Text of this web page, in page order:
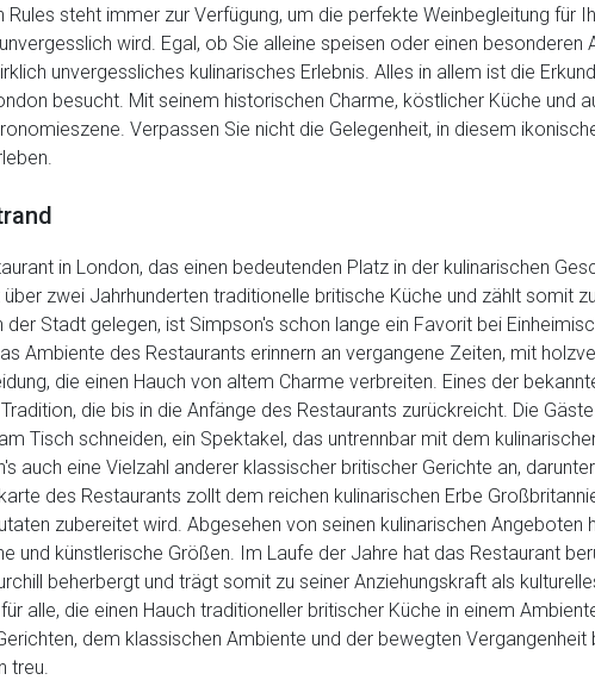
steht immer zur Verfügung, um die perfekte Weinbegleitung für
wird. Egal, ob Sie alleine speisen oder einen besonderen
unvergessliches kulinarisches Erlebnis. Alles in allem ist die
besucht. Mit seinem historischen Charme, köstlicher Küche und
Verpassen Sie nicht die Gelegenheit, in diesem
in London, das einen bedeutenden Platz in der kulinarischen
zwei Jahrhunderten traditionelle britische Küche und zählt somit
Stadt gelegen, ist Simpson's schon lange ein Favorit bei
Ambiente des Restaurants erinnern an vergangene Zeiten, mit
die einen Hauch von altem Charme verbreiten. Eines der
die bis in die Anfänge des Restaurants zurückreicht. Die
Tisch schneiden, ein Spektakel, das untrennbar mit dem
auch eine Vielzahl anderer klassischer britischer Gerichte an,
des Restaurants zollt dem reichen kulinarischen Erbe
zubereitet wird. Abgesehen von seinen kulinarischen Angeboten
und künstlerische Größen. Im Laufe der Jahre hat das Restaurant
beherbergt und trägt somit zu seiner Anziehungskraft als
alle, die einen Hauch traditioneller britischer Küche in einem
dem klassischen Ambiente und der bewegten Vergangenheit
treu.